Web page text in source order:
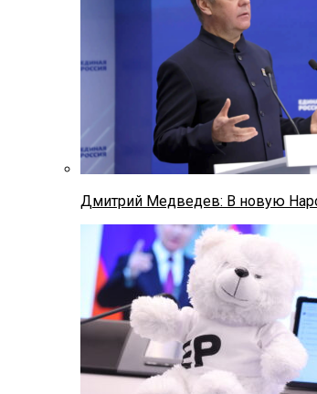
Дмитрий Медведев: В новую